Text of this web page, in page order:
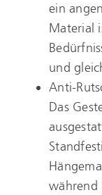
ein
Material
und
Anti-
Das
während